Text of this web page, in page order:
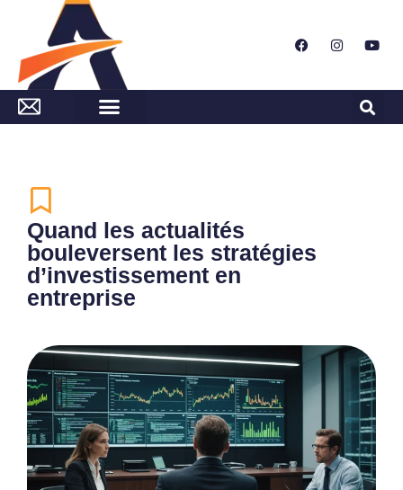
Quand les actualités
bouleversent les stratégies
d’investissement en
entreprise